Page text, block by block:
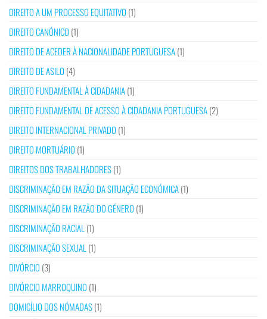
DIREITO A UM PROCESSO EQUITATIVO (1)
DIREITO CANÓNICO (1)
DIREITO DE ACEDER À NACIONALIDADE PORTUGUESA(1)
DIREITO DE ASILO (4)
DIREITO FUNDAMENTAL À CIDADANIA(1)
DIREITO FUNDAMENTAL DE ACESSO À CIDADANIA PORTUGUESA(2)
DIREITO INTERNACIONAL PRIVADO (1)
DIREITO MORTUÁRIO (1)
DIREITOS DOS TRABALHADORES(1)
DISCRIMINAÇÃO EM RAZÃO DA SITUAÇÃO ECONÓMICA(1)
DISCRIMINAÇÃO EM RAZÃO DO GÉNERO (1)
DISCRIMINAÇÃO RACIAL (1)
DISCRIMINAÇÃO SEXUAL (1)
DIVÓRCIO (3)
DIVÓRCIO MARROQUINO (1)
DOMICÍLIO DOS NÓMADAS(1)